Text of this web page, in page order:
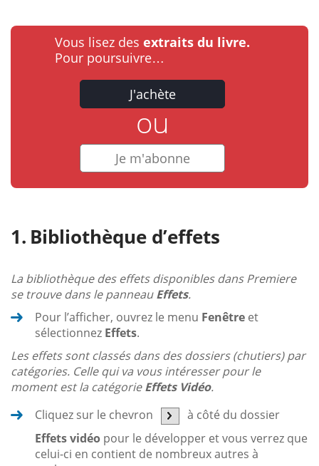
Vous lisez des extraits du livre.
Pour poursuivre…
J'achète
ou
Je m'abonne
Bibliothèque d’effets
La bibliothèque des effets disponibles dans Premiere
se trouve dans le panneauEffets.
Pour l’afficher, ouvrez le menu Fenêtre et
sélectionnez Effets.
Les effets sont classés dans des dossiers (chutiers) par
catégories. Celle qui va vous intéresser pour le
moment est la catégorieEffets Vidéo.
Cliquez sur le chevron
à côté du dossier
Effets vidéo pour le développer et vous verrez que
celui-ci en contient de nombreux autres à